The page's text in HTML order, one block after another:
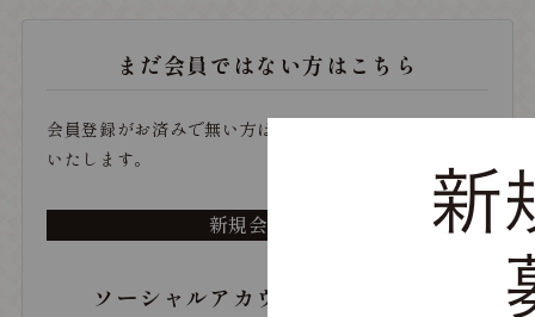
まだ会員ではない方はこちら
会員登録がお済みで無い方は、こちらから登録をお願い
いたします。
新規会員登録
ソーシャルアカウントでログイン